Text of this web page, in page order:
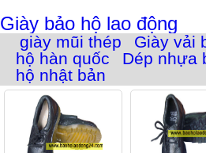
Giày bảo hộ lao động
giày mũi thép Giày vải
hộ hàn quốc
Dép nhựa
hộ nhật bản